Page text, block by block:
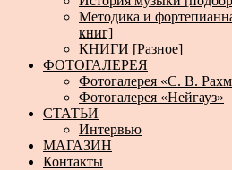
Методика и
книг]
КНИГИ [Разное]
ФОТОГАЛЕРЕЯ
Фотогалерея «С. В.
Фотогалерея «Нейгауз»
СТАТЬИ
Интервью
МАГАЗИН
Контакты